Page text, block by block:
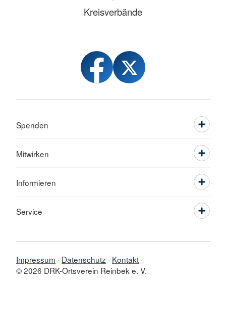
Kreisverbände
Spenden
Mitwirken
Informieren
Service
Impressum Datenschutz
Kontakt
© 2026 DRK-Ortsverein Reinbek e. V.